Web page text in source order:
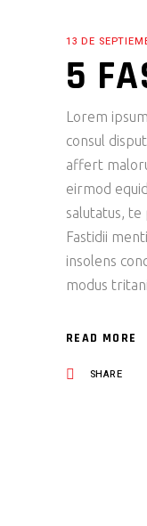
13 DE
5
Lorem
consul
affert
eirmod
salutatus, te
Fastidii
insolens
modus
READ MORE
SHARE